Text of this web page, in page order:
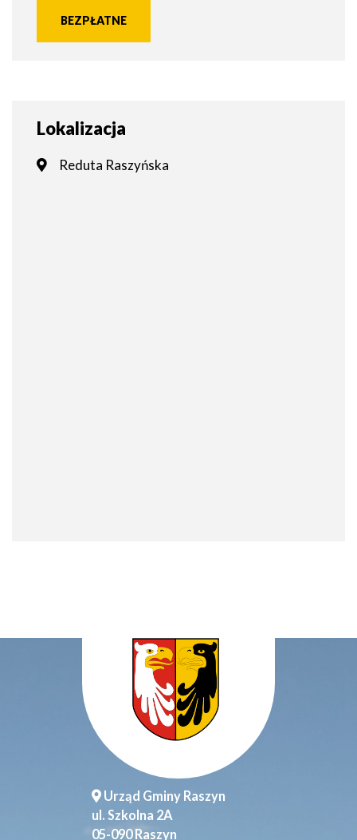
BEZPŁATNE
Lokalizacja
Reduta Raszyńska
Urząd Gminy Raszyn
ul. Szkolna 2A
05-090 Raszyn